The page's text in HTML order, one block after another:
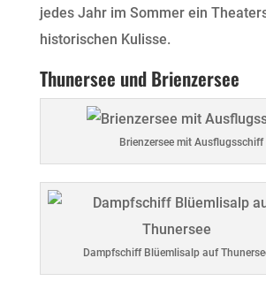
jedes Jahr im Sommer ein
historischen Kulisse.
Thunersee und Brienzersee
Brienzersee mit Ausflugsschiff
Dampfschiff Blüemlisalp auf